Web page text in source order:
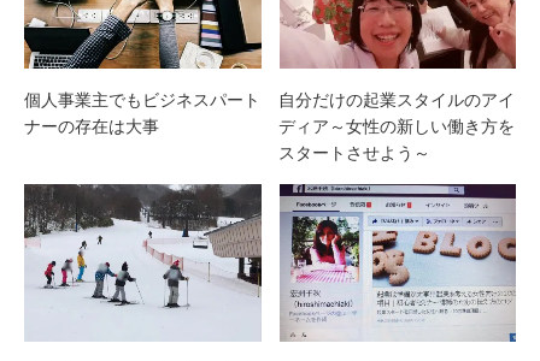
個人事業主でもビジネスパート
ナーの存在は大事
自分だけの起業スタイルのアイ
ディア～女性の新しい働き方を
スタートさせよう～